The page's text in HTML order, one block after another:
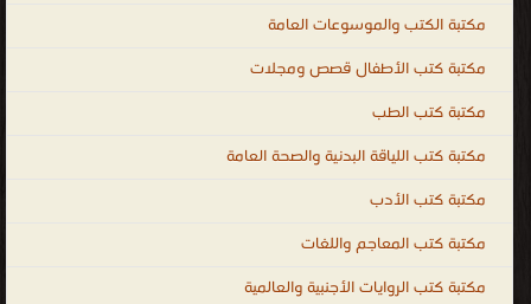
مكتبة الكتب والموسوعات العامة
مكتبة كتب الأطفال قصص ومجلات
مكتبة كتب الطب
مكتبة كتب اللياقة البدنية والصحة العامة
مكتبة كتب الأدب
مكتبة كتب المعاجم واللغات
مكتبة كتب الروايات الأجنبية والعالمية